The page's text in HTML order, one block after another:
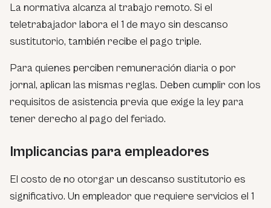
La normativa alcanza al trabajo remoto. Si el
teletrabajador labora el 1 de mayo sin descanso
sustitutorio, también recibe el pago triple.
Para quienes perciben remuneración diaria o por
jornal, aplican las mismas reglas. Deben cumplir con los
requisitos de asistencia previa que exige la ley para
tener derecho al pago del feriado.
Implicancias para empleadores
El costo de no otorgar un descanso sustitutorio es
significativo. Un empleador que requiere servicios el 1